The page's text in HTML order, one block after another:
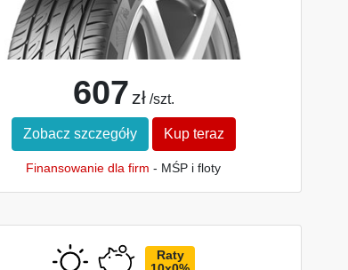
607 zł /szt.
Zobacz szczegóły Kup teraz
Finansowanie dla firm - MŚP i floty
Raty